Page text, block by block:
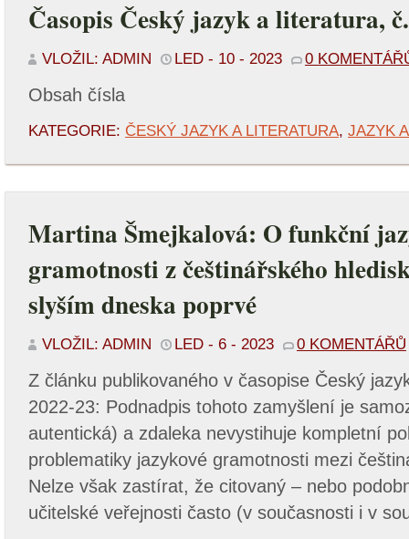
Časopis Český jazyk a literatura,
VLOŽIL: ADMIN LED - 10 - 2023 0
Obsah čísla
KATEGORIE: ČESKÝ JAZYK A LITERATURA, JAZYK
Martina Šmejkalová: O funkční
gramotnosti z češtinářského
slyším dneska poprvé
VLOŽIL: ADMIN LED - 6 - 2023 0 KOMENTÁŘŮ
Z článku publikovaného v časopise Český
2022-23: Podnadpis tohoto zamyšlení je
autentická) a zdaleka nevystihuje kompletní
problematiky jazykové gramotnosti mezi
Nelze však zastírat, že citovaný – nebo
učitelské veřejnosti často (v současnosti i v